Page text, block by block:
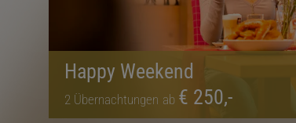
Happy Weekend
2 Übernachtungen ab € 250,-